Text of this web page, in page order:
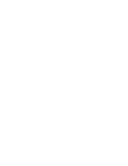
民增收
成效
执法办案工作
实整顿会风